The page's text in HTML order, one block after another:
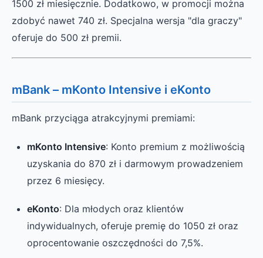
1500 zł miesięcznie. Dodatkowo, w promocji można
zdobyć nawet 740 zł. Specjalna wersja "dla graczy"
oferuje do 500 zł premii.
mBank – mKonto Intensive i eKonto
mBank przyciąga atrakcyjnymi premiami:
mKonto Intensive: Konto premium z możliwością
uzyskania do 870 zł i darmowym prowadzeniem
przez 6 miesięcy.
eKonto: Dla młodych oraz klientów
indywidualnych, oferuje premię do 1050 zł oraz
oprocentowanie oszczędności do 7,5%.